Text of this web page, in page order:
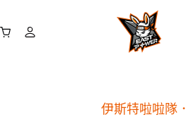
至
購
伊斯特啦啦隊．